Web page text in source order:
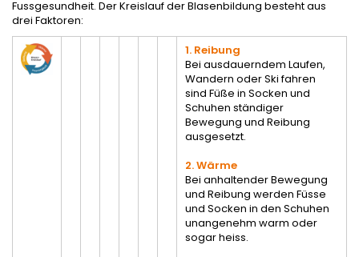
Fussgesundheit. Der Kreislauf der Blasenbildung besteht aus
drei Faktoren:
1. Reibung
Bei ausdauerndem Laufen,
Wandern oder Ski fahren
sind Füße in Socken und
Schuhen ständiger
Bewegung und Reibung
ausgesetzt.
2. Wärme
Bei anhaltender Bewegung
und Reibung werden Füsse
und Socken in den Schuhen
unangenehm warm oder
sogar heiss.